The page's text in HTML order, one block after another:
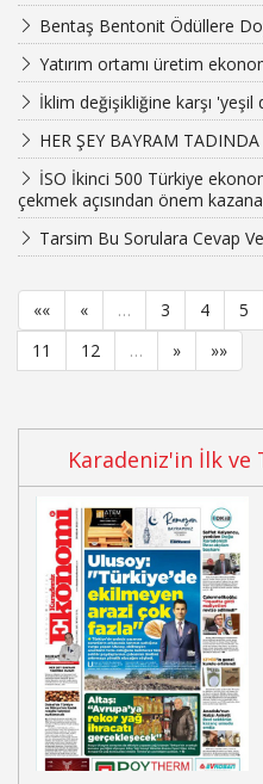
Bentaş Bentonit Ödüllere
Yatırım ortamı üretim
İklim değişikliğine karşı 'yeşil
HER ŞEY BAYRAM
İSO İkinci 500 Türkiye
çekmek açısından önem
Tarsim Bu Sorulara Cevap
«« « … 3 4 5
11
12 … » »»
Karadeniz'in İlk ve